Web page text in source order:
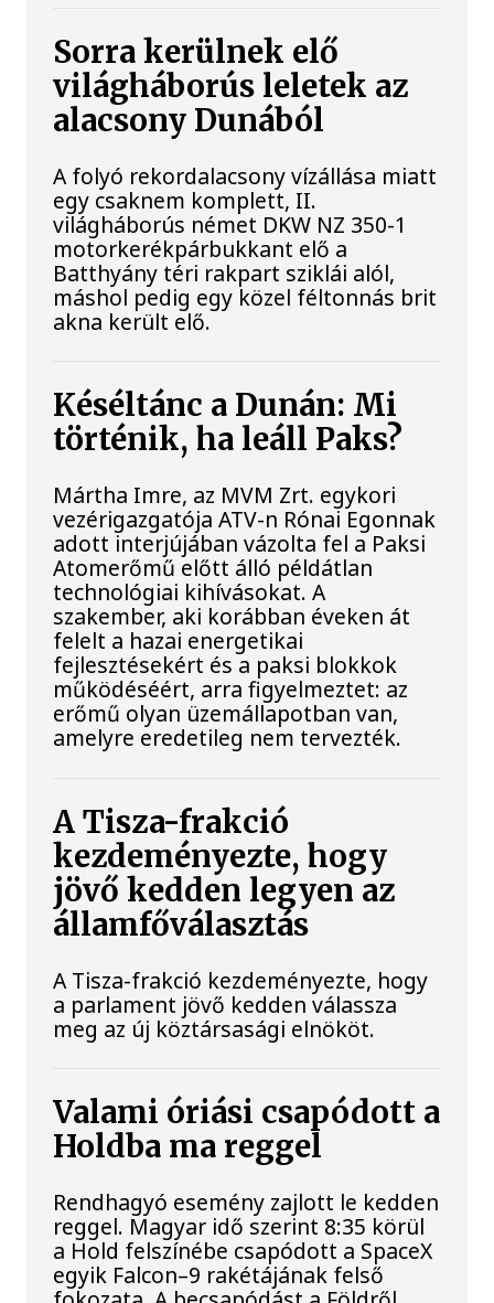
Sorra kerülnek elő
világháborús leletek az
alacsony Dunából
A folyó rekordalacsony vízállása miatt
egy csaknem komplett, II.
világháborús német DKW NZ 350-1
motorkerékpárbukkant elő a
Batthyány téri rakpart sziklái alól,
máshol pedig egy közel féltonnás brit
akna került elő.
Késéltánc a Dunán: Mi
történik, ha leáll Paks?
Mártha Imre, az MVM Zrt. egykori
vezérigazgatója ATV-n Rónai Egonnak
adott interjújában vázolta fel a Paksi
Atomerőmű előtt álló példátlan
technológiai kihívásokat. A
szakember, aki korábban éveken át
felelt a hazai energetikai
fejlesztésekért és a paksi blokkok
működéséért, arra figyelmeztet: az
erőmű olyan üzemállapotban van,
amelyre eredetileg nem tervezték.
A Tisza-frakció
kezdeményezte, hogy
jövő kedden legyen az
államfőválasztás
A Tisza-frakció kezdeményezte, hogy
a parlament jövő kedden válassza
meg az új köztársasági elnököt.
Valami óriási csapódott a
Holdba ma reggel
Rendhagyó esemény zajlott le kedden
reggel. Magyar idő szerint 8:35 körül
a Hold felszínébe csapódott a SpaceX
egyik Falcon–9 rakétájának felső